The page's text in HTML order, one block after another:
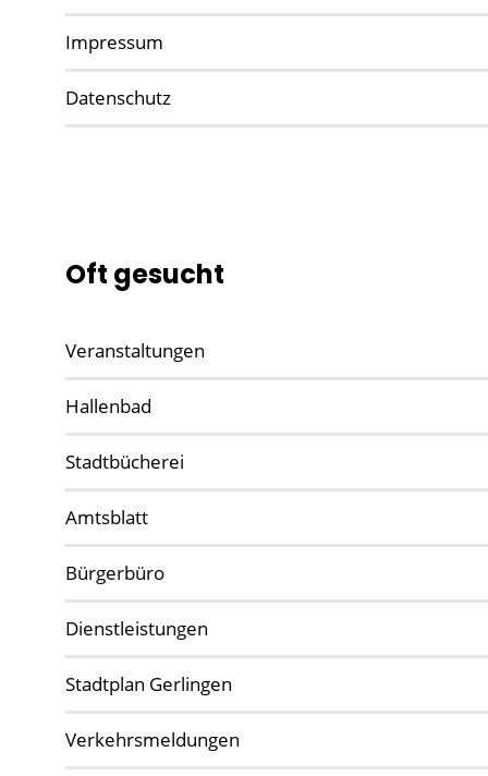
Impressum
Datenschutz
Oft gesucht
Veranstaltungen
Hallenbad
Stadtbücherei
Amtsblatt
Bürgerbüro
Dienstleistungen
Stadtplan Gerlingen
Verkehrsmeldungen